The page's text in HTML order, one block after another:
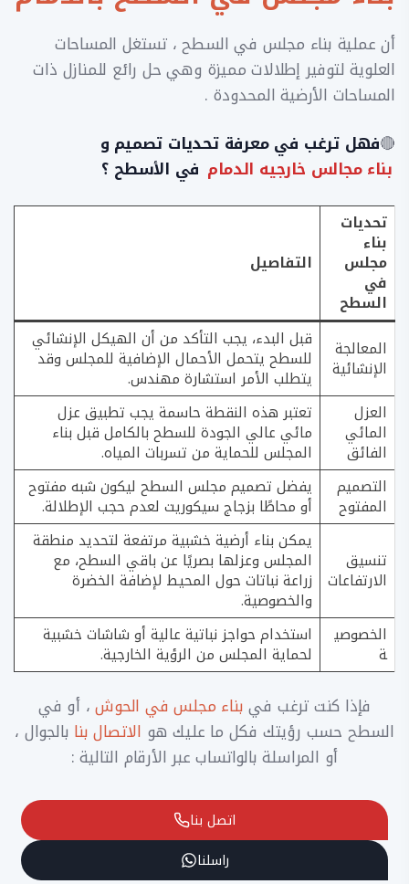
أن عملية بناء مجلس في السطح ، تستغل المساحات
العلوية لتوفير إطلالات مميزة وهي حل رائع للمنازل ذات
المساحات الأرضية المحدودة .
🔴فهل ترغب في معرفة تحديات تصميم و
بناء مجالس خارجيه الدمام في الأسطح ؟
تحديات
بناء
مجلس
في
السطح
التفاصيل
المعالجة
الإنشائية
قبل البدء، يجب التأكد من أن الهيكل الإنشائي
للسطح يتحمل الأحمال الإضافية للمجلس وقد
يتطلب الأمر استشارة مهندس.
العزل
المائي
الفائق
تعتبر هذه النقطة حاسمة يجب تطبيق عزل
مائي عالي الجودة للسطح بالكامل قبل بناء
المجلس للحماية من تسربات المياه.
التصميم
المفتوح
يفضل تصميم مجلس السطح ليكون شبه مفتوح
أو محاطًا بزجاج سيكوريت لعدم حجب الإطلالة.
تنسيق
الارتفاعات
يمكن بناء أرضية خشبية مرتفعة لتحديد منطقة
المجلس وعزلها بصريًا عن باقي السطح، مع
زراعة نباتات حول المحيط لإضافة الخضرة
والخصوصية.
الخصوصي
ة
استخدام حواجز نباتية عالية أو شاشات خشبية
لحماية المجلس من الرؤية الخارجية.
فإذا كنت ترغب فيبناء مجلس في الحوش، أو في
السطح حسب رؤيتك فكل ما عليك هو الاتصال بنا بالجوال ،
أو المراسلة بالواتساب عبر الأرقام التالية :
اتصل بنا
راسلنا